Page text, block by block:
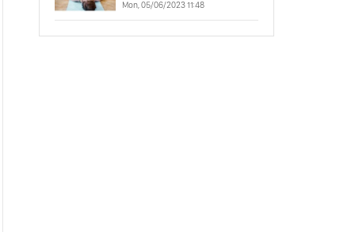
Linh Của Bạn
Mon, 05/06/2023 11:48